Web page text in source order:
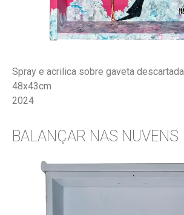
.Spray e acrilica sobre gaveta descartada
48x43cm
2024
BALANÇAR NAS NUVENS